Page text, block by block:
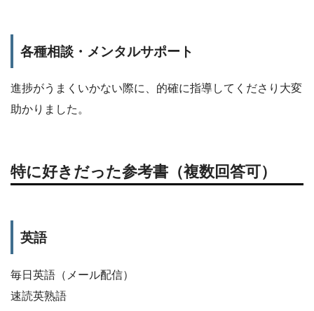
各種相談・メンタルサポート
進捗がうまくいかない際に、的確に指導してくださり大変
助かりました。
特に好きだった参考書（複数回答可）
英語
毎日英語（メール配信）
速読英熟語